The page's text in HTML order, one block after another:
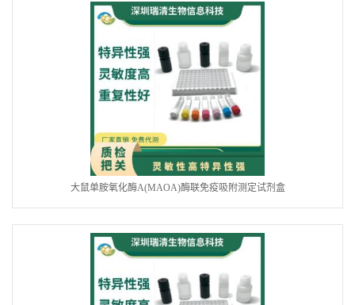
大鼠单胺氧化酶A(MAOA)酶联免疫吸附测定试剂盒